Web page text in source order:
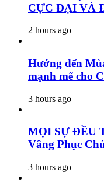
CỰC ĐẠI VÀ
2 hours ago
Hướng đến
mạnh mẽ cho
3 hours ago
MỌI SỰ ĐỀU
Vâng Phục
3 hours ago